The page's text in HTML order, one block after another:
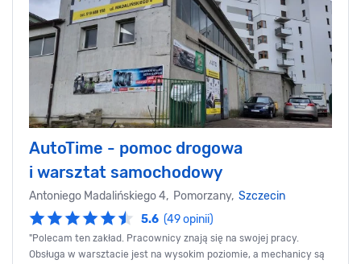
AutoTime - pomoc drogowa
i warsztat samochodowy
Antoniego Madalińskiego 4, Pomorzany, Szczecin
5.6 (49 opinii)
"Polecam ten zakład. Pracownicy znają się na swojej pracy.
Obsługa w warsztacie jest na wysokim poziomie, a mechanicy są